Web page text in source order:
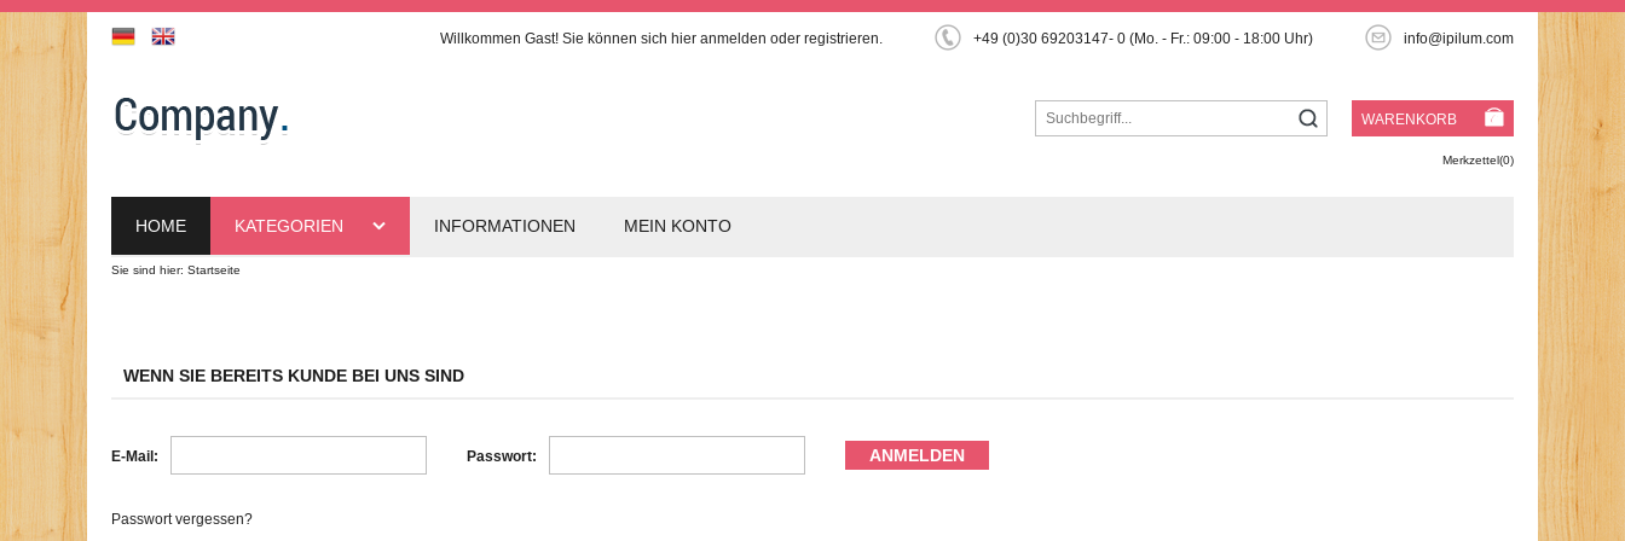
Willkommen Gast! Sie können sich hier anmelden oder registrieren. +49 (0)30 69203147- 0 (Mo. - Fr.: 09:00 - 18:00 Uhr) info@ipilum.com
WARENKORB
Merkzettel(0)
HOME KATEGORIEN INFORMATIONEN MEIN KONTO
Sie sind hier: Startseite
WENN SIE BEREITS KUNDE BEI UNS SIND
E-Mail: Passwort: ANMELDEN
Passwort vergessen?